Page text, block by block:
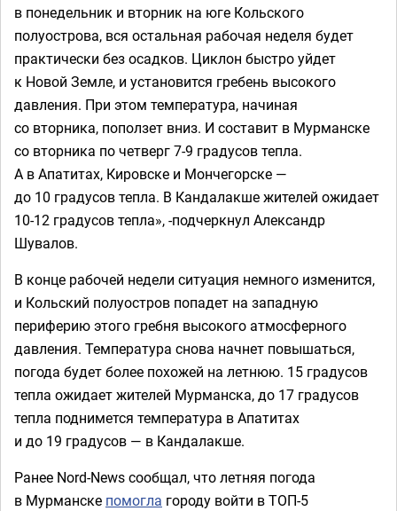
в понедельник и вторник на юге Кольского
полуострова, вся остальная рабочая неделя будет
практически без осадков. Циклон быстро уйдет
к Новой Земле, и установится гребень высокого
давления. При этом температура, начиная
со вторника, поползет вниз. И составит в Мурманске
со вторника по четверг 7-9 градусов тепла.
А в Апатитах, Кировске и Мончегорске —
до 10 градусов тепла. В Кандалакше жителей ожидает
10-12 градусов тепла», -подчеркнул Александр
Шувалов.
В конце рабочей недели ситуация немного изменится,
и Кольский полуостров попадет на западную
периферию этого гребня высокого атмосферного
давления. Температура снова начнет повышаться,
погода будет более похожей на летнюю. 15 градусов
тепла ожидает жителей Мурманска, до 17 градусов
тепла поднимется температура в Апатитах
и до 19 градусов — в Кандалакше.
Ранее Nord-News сообщал, что летняя погода
в Мурманске помогла городу войти в ТОП-5